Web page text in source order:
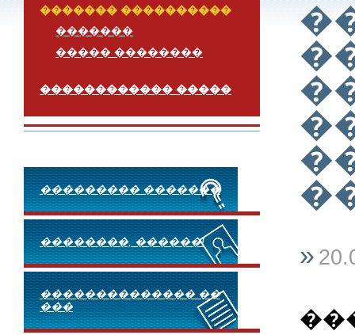
������� ����������
�������
����� ��������
������������ �����
��������� �������
��������, ������!
�������������� ��
���
»